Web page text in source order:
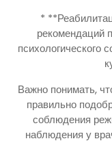
*
рекомендаций
психологического
Важно понимать,
правильно
соблюдения
наблюдения у